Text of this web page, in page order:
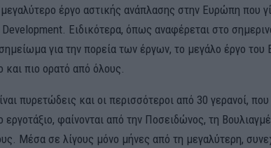
έργο αστικής ανάπλασης στην Ευρώπη που
Ειδικότερα, όπως αναφέρεται στο
για την πορεία των έργων, το μεγάλο έργο του
και πιο ορατό από όλους.
πυρετώδεις και οι περισσότεροι από 30 γερανοί, που
φαίνονται από την Ποσειδώνος, τη
Μέσα σε λίγους μόνο μήνες από τη μεγαλύτερη,